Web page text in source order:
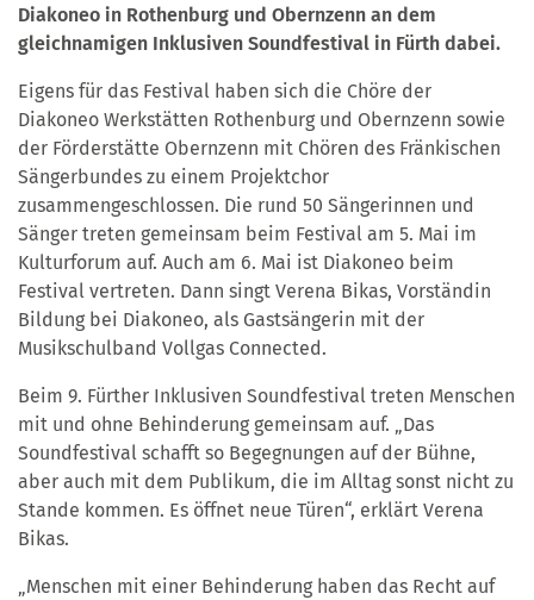
Diakoneo in Rothenburg und Obernzenn an dem
gleichnamigen Inklusiven Soundfestival in Fürth dabei.
Eigens für das Festival haben sich die Chöre der
Diakoneo Werkstätten Rothenburg und Obernzenn sowie
der Förderstätte Obernzenn mit Chören des Fränkischen
Sängerbundes zu einem Projektchor
zusammengeschlossen. Die rund 50 Sängerinnen und
Sänger treten gemeinsam beim Festival am 5. Mai im
Kulturforum auf. Auch am 6. Mai ist Diakoneo beim
Festival vertreten. Dann singt Verena Bikas, Vorständin
Bildung bei Diakoneo, als Gastsängerin mit der
Musikschulband Vollgas Connected.
Beim 9. Fürther Inklusiven Soundfestival treten Menschen
mit und ohne Behinderung gemeinsam auf. „Das
Soundfestival schafft so Begegnungen auf der Bühne,
aber auch mit dem Publikum, die im Alltag sonst nicht zu
Stande kommen. Es öffnet neue Türen“, erklärt Verena
Bikas.
„Menschen mit einer Behinderung haben das Recht auf